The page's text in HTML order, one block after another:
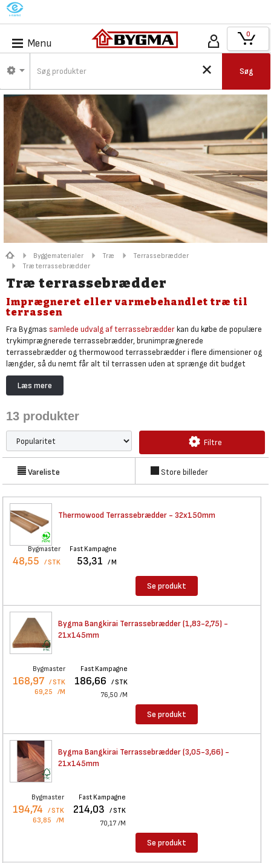
M
Menu
Søg
0
Byggematerialer Træ
Terrassebrædder
Træ terrassebrædder
Træ terrassebrædder
Imprægneret eller varmebehandlet træ til
terrassen
Fra Bygmas samlede udvalg af terrassebrædderkan du købe de populære
trykimprægnerede terrassebrædder, brunimprægnerede
terrassebrædder og thermowood terrassebrædder i flere dimensioner og
længder, så du nemt får alt til terrassen uden at sprænge dit budget
Udvalget gør det let at finde billige terrassebrædder til større arealer,
mens de mere eksklusive
Trykimprægnerede terrassebrædder er et populært valg til både private
og professionelle projekter, fordi de kombinerer god holdbarhed med en
konkurrencedygtig terrassebrædder pris. Brunimprægnerede
terrassebrædder giver samtidig et varmere farvespil fra start, mens
thermowood terrassebrædder tilbyder et mere eksklusivt,
varmebehandlet alternativ med forbedret formstabilitet.
Læs mere
13 produkter
Filtre
Vareliste Store billeder
Thermowood Terrassebrædder - 32x150mm
Bygmaster
48,55 / STK
Fast Kampagne
53,31 / M
Se produkt
Bygma Bangkirai Terrassebrædder (1,83-2,75) -
21x145mm
Bygmaster
168,97 / STK
69,25 /M
Fast Kampagne
186,66 / STK
76,50 /M
Se produkt
Bygma Bangkirai Terrassebrædder (3,05-3,66) -
21x145mm
Bygmaster
194,74 / STK
63,85 /M
Fast Kampagne
214,03 / STK
70,17 /M
Se produkt